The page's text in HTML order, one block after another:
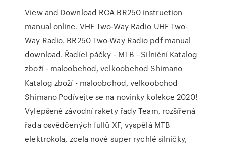
View and Download RCA BR250 instruction
manual online. VHF Two-Way Radio UHF Two-
Way Radio. BR250 Two-Way Radio pdf manual
download. Řadící páčky - MTB - Silniční Katalog
zboží - maloobchod, velkoobchod Shimano
Katalog zboží - maloobchod, velkoobchod
Shimano Podívejte se na novinky kolekce 2020!
Vylepšené závodní rakety řady Team, rozšířená
řada osvědčených fullů XF, vyspělá MTB
elektrokola, zcela nové super rychlé silničky,